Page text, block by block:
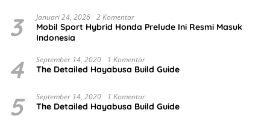
3 Januari 24, 2026 2 Komentar
Mobil Sport Hybrid Honda Prelude Ini Resmi Masuk
Indonesia
4 September 14, 2020 1 Komentar
The Detailed Hayabusa Build Guide
5 September 14, 2020 1 Komentar
The Detailed Hayabusa Build Guide